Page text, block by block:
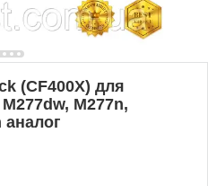
(CF400X) для
M277n,
аналог